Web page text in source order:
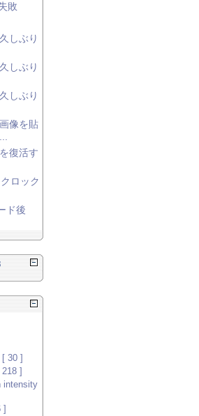
敗
しぶり
しぶり
しぶり
像を貼
復活す
ロック
ド後
30 ]
]
intensity